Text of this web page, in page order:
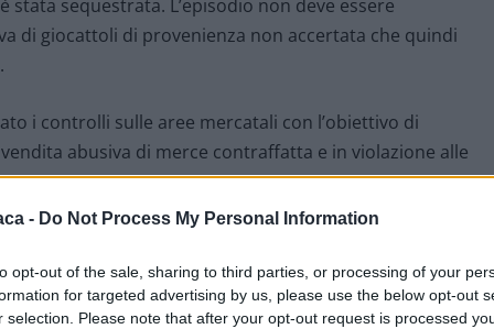
- Do Not Process My Personal Information
opt-out of the sale, sharing to third parties, or processing of your
for targeted advertising by us, please use the below opt-out
selection. Please note that after your opt-out request is processed
sequestrata. L’episodio non deve essere
di giocattoli di provenienza non accertata che quindi
i controlli sulle aree mercatali con l’obiettivo di
abusiva di merce contraffatta e in violazione alle
giornate antecedenti le Festività Natalizie
più capillari possibili di quelli che vengono
episodi possano ripetersi.